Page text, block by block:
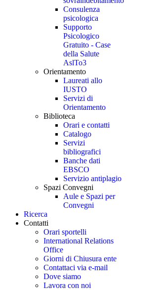
Consulenza
psicologica
Supporto
Psicologico
Gratuito - Case
della Salute
AslTo3
Orientamento
Laureati allo
IUSTO
Servizi di
Orientamento
Biblioteca
Orari e contatti
Catalogo
Servizi
bibliografici
Banche dati
EBSCO
Servizio antiplagio
Spazi Convegni
Aule e Spazi per
Convegni
Ricerca
Contatti
Orari sportelli
International Relations
Office
Giorni di Chiusura ente
Contattaci via e-mail
Dove siamo
Lavora con noi